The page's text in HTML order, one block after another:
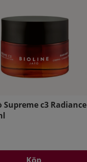
Supreme c3 Radiance